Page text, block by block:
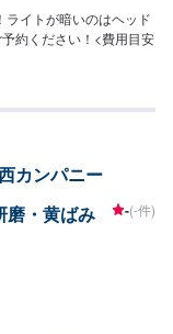
イトが暗いのはヘッド
約ください！<費用目安
カンパニー
磨・黄ばみ
-(-件)